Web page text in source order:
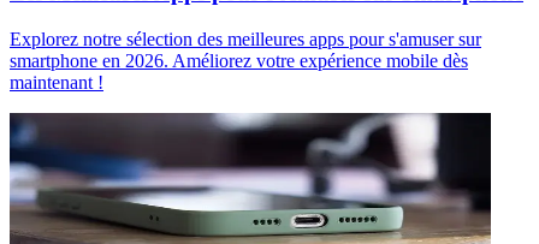
Explorez notre sélection des meilleures apps pour s'amuser sur
smartphone en 2026. Améliorez votre expérience mobile dès
maintenant !